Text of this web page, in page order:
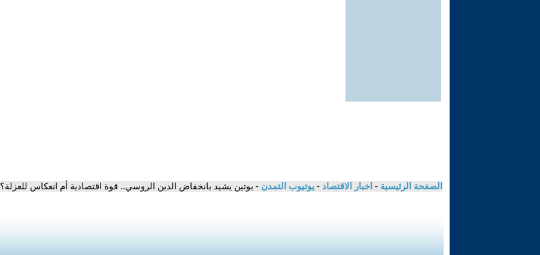
الصفحة الرئيسية - اخبار الاقتصاد - يوتيوب التمدن - بوتين يشيد بانخفاض الدين الروسي.. قوة اقتصادية أم انعكاس للعزلة؟